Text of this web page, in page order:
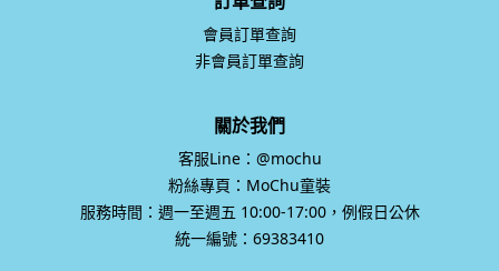
會員訂單查詢
非會員訂單查詢
關於我們
客服Line：@mochu
粉絲專頁：MoChu童裝
服務時間：週一至週五 10:00-17:00，例假日公休
統一編號：69383410